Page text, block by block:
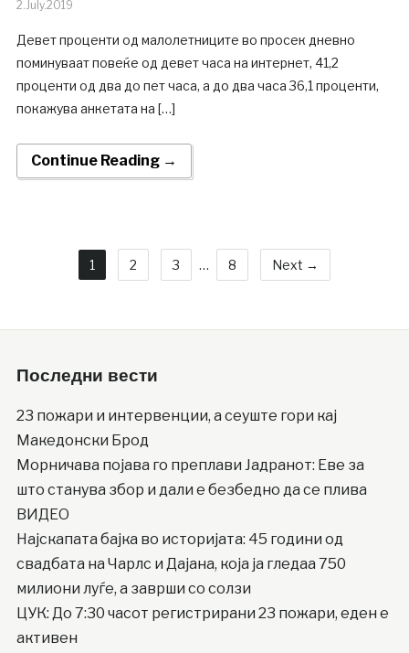
2.July.2019
Девет проценти од малолетниците во просек дневно
поминуваат повеќе од девет часа на интернет, 41,2
проценти од два до пет часа, а до два часа 36,1 проценти,
покажува анкетата на […]
Continue Reading →
1 2 3 … 8 Next →
Последни вести
23 пожари и интервенции, а сеуште гори кај
Македонски Брод
Moрничава појава го преплави Јадранот: Еве за
што станува збор и дали е безбедно да се плива
ВИДЕО
Најскапата бајка во историјата: 45 години од
свадбата на Чарлс и Дајана, која ја гледаа 750
милиони луѓе, а заврши со солзи
ЦУК: До 7:30 часот регистрирани 23 пожари, еден е
активен